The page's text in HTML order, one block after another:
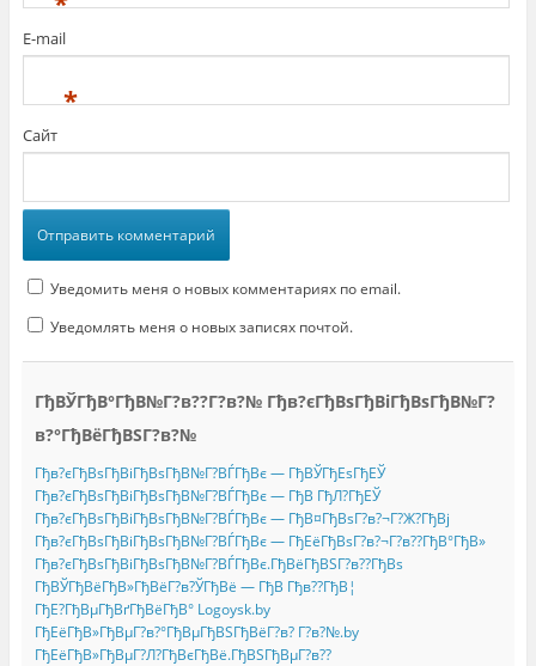
E-mail
*
Сайт
Уведомить меня о новых комментариях по email.
Уведомлять меня о новых записях почтой.
ГђВЎГђВ°ГђВ№Г?в??Г?в?№ Гђв?єГђВѕГђВіГђВѕГђВ№Г?
в?°ГђВёГђВЅГ?в?№
Гђв?єГђВѕГђВіГђВѕГђВ№Г?ВЃГђВє — ГђВЎГђЕѕГђЕЎ
Гђв?єГђВѕГђВіГђВѕГђВ№Г?ВЃГђВє — ГђВ ГђЛ?ГђЕЎ
Гђв?єГђВѕГђВіГђВѕГђВ№Г?ВЃГђВє — ГђВ¤ГђВѕГ?в?¬Г?Ж?ГђВј
Гђв?єГђВѕГђВіГђВѕГђВ№Г?ВЃГђВє — ГђЕёГђВѕГ?в?¬Г?в??ГђВ°ГђВ»
Гђв?єГђВѕГђВіГђВѕГђВ№Г?ВЃГђВє.ГђВёГђВЅГ?в??ГђВѕ
ГђВЎГђВёГђВ»ГђВёГ?в?ЎГђВё — ГђВ Гђв??ГђВ¦
ГђЕ?ГђВµГђВґГђВёГђВ° Logoysk.by
ГђЕёГђВ»ГђВµГ?в?°ГђВµГђВЅГђВёГ?в? Г?в?№.by
ГђЕёГђВ»ГђВµГ?Л?ГђВєГђВё.ГђВЅГђВµГ?в??